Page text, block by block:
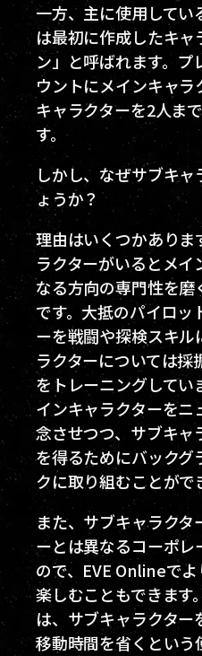
一方、主に使用してい
は最初に作成したキ
ン」と呼ばれます。プ
ウントにメインキャ
キャラクターを2人ま
す。
しかし、なぜサブキ
ょうか？
理由はいくつかありま
ラクターがいるとメ
なる方向の専門性を
です。大抵のパイロッ
ーを戦闘や探検スキ
ラクターについては
をトレーニングしてい
インキャラクターを
念させつつ、サブキャ
を得るためにバックグ
クに取り組むことがで
また、サブキャラク
ーとは異なるコーポ
ので、EVE Onlineで
楽しむこともできます
は、サブキャラクター
移動時間を省くという